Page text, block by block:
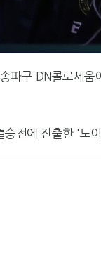
파구 DN콜로세
전에 진출한 '노